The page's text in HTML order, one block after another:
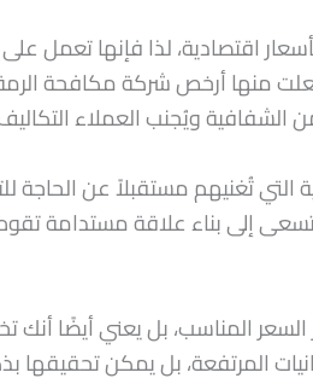
اقتصادية، لذا فإنها تعمل
منها أرخص شركة مكافحة الرمة
الشفافية ويُجنب العملاء
التي تُغنيهم مستقبلاً عن
إلى بناء علاقة مستدامة
المناسب، بل يعني أيضًا
المرتفعة، بل يمكن تحقيقها